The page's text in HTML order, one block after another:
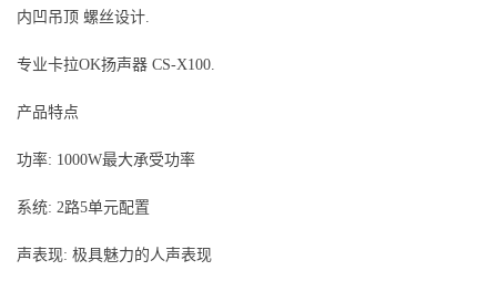
内凹吊顶 螺丝设计.
专业卡拉OK扬声器 CS-X100.
产品特点
功率: 1000W最大承受功率
系统: 2路5单元配置
声表现: 极具魅力的人声表现